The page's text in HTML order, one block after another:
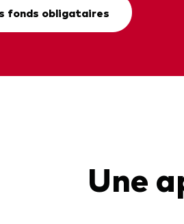
fonds obligataires
Une